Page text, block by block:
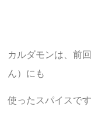
カルダモンは、前
ん）にも
使ったスパイスです